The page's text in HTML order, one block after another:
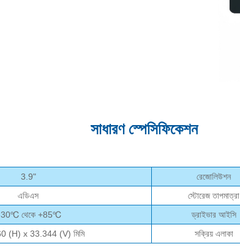
সাধারণ স্পেসিফিকেশন
3.9" রেজোলিউশন
এডিএস স্টোরেজ তাপমাত্রা
থেকে +85℃ ড্রাইভার আইসি
(H) x 33.344 (V) মিমি সক্রিয় এলাকা